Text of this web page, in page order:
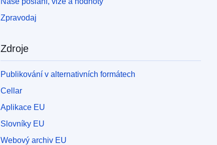
Zpravodaj
Zdroje
Publikování v alternativních formátech
Cellar
Aplikace EU
Slovníky EU
Webový archiv EU